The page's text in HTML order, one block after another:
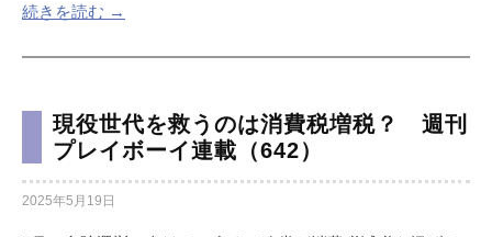
続きを読む →
現役世代を救うのは消費税増税？ 週刊
プレイボーイ連載（642）
2025年5月19日